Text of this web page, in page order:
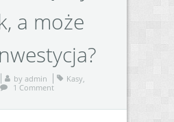
a może
by admin Kasy,
1 Comment